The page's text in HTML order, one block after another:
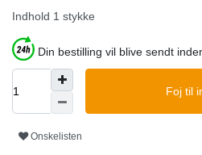
Indhold 1 stykke
Din bestilling vil blive sendt
Foj til
Onskelisten